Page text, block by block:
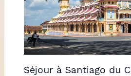
Séjour à Santiago du